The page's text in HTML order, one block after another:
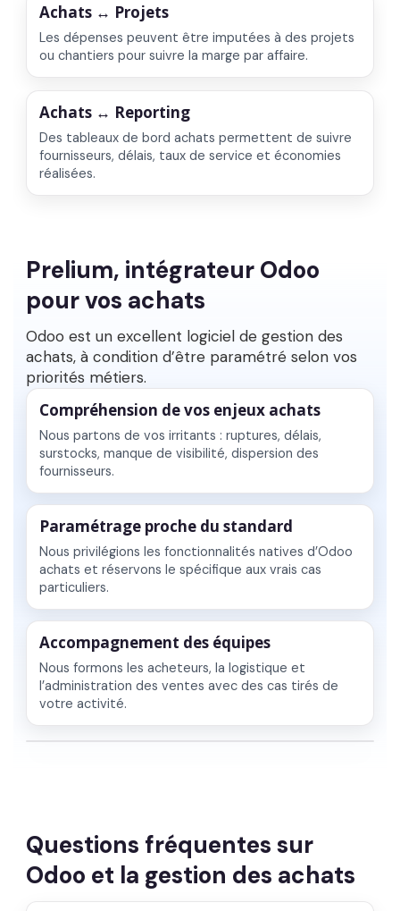
Achats ↔ Projets
Les dépenses peuvent être imputées à des projets
ou chantiers pour suivre la marge par affaire.
Achats ↔ Reporting
Des tableaux de bord achats permettent de suivre
fournisseurs, délais, taux de service et économies
réalisées.
Prelium, intégrateur Odoo
pour vos achats
Odoo est un excellent logiciel de gestion des
achats, à condition d’être paramétré selon vos
priorités métiers.
Compréhension de vos enjeux achats
Nous partons de vos irritants : ruptures, délais,
surstocks, manque de visibilité, dispersion des
fournisseurs.
Paramétrage proche du standard
Nous privilégions les fonctionnalités natives d’Odoo
achats et réservons le spécifique aux vrais cas
particuliers.
Accompagnement des équipes
Nous formons les acheteurs, la logistique et
l’administration des ventes avec des cas tirés de
votre activité.
Questions fréquentes sur
Odoo et la gestion des achats